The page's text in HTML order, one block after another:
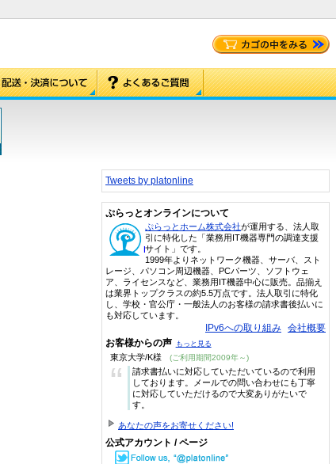
Tweets by platonline
ぷらっとオンラインについて
ぷらっとホーム株式会社が運用する、法人取
引に特化した「業務用IT機器専門の調達支援
サイト」です。
1999年よりネットワーク機器、サーバ、スト
レージ、パソコン周辺機器、PCパーツ、ソフトウェ
ア、ライセンスなど、業務用IT機器中心に販売。品揃え
は業界トップクラスの約5.5万点です。法人取引に特化
し、学校・官公庁・一般法人のお客様の請求書後払いに
も対応しています。
IPv6への取り組み 会社概要
お客様からの声 もっと見る
東京大学/K様 (ご利用期間2009年～)
“
請求書払いに対応していただいているので利用
しております。メールでの問い合わせにも丁寧
に対応していただけるので大変ありがたいで
す。
あなたの声をお寄せください!
公式アカウント / ページ